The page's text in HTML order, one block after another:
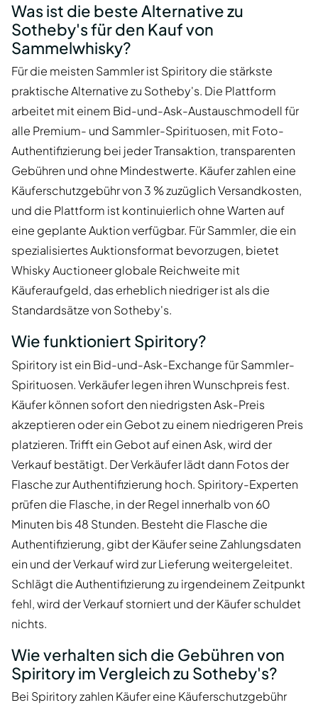
Was ist die beste Alternative zu
Sotheby's für den Kauf von
Sammelwhisky?
Für die meisten Sammler ist Spiritory die stärkste
praktische Alternative zu Sotheby's. Die Plattform
arbeitet mit einem Bid-und-Ask-Austauschmodell für
alle Premium- und Sammler-Spirituosen, mit Foto-
Authentifizierung bei jeder Transaktion, transparenten
Gebühren und ohne Mindestwerte. Käufer zahlen eine
Käuferschutzgebühr von 3 % zuzüglich Versandkosten,
und die Plattform ist kontinuierlich ohne Warten auf
eine geplante Auktion verfügbar. Für Sammler, die ein
spezialisiertes Auktionsformat bevorzugen, bietet
Whisky Auctioneer globale Reichweite mit
Käuferaufgeld, das erheblich niedriger ist als die
Standardsätze von Sotheby's.
Wie funktioniert Spiritory?
Spiritory ist ein Bid-und-Ask-Exchange für Sammler-
Spirituosen. Verkäufer legen ihren Wunschpreis fest.
Käufer können sofort den niedrigsten Ask-Preis
akzeptieren oder ein Gebot zu einem niedrigeren Preis
platzieren. Trifft ein Gebot auf einen Ask, wird der
Verkauf bestätigt. Der Verkäufer lädt dann Fotos der
Flasche zur Authentifizierung hoch. Spiritory-Experten
prüfen die Flasche, in der Regel innerhalb von 60
Minuten bis 48 Stunden. Besteht die Flasche die
Authentifizierung, gibt der Käufer seine Zahlungsdaten
ein und der Verkauf wird zur Lieferung weitergeleitet.
Schlägt die Authentifizierung zu irgendeinem Zeitpunkt
fehl, wird der Verkauf storniert und der Käufer schuldet
nichts.
Wie verhalten sich die Gebühren von
Spiritory im Vergleich zu Sotheby's?
Bei Spiritory zahlen Käufer eine Käuferschutzgebühr